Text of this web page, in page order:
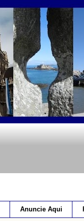
Anuncie Aqui